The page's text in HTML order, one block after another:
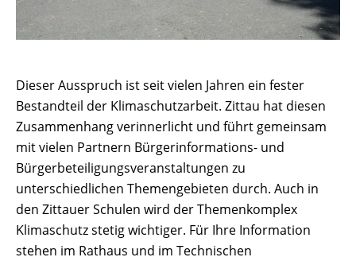
Dieser Ausspruch ist seit vielen Jahren ein fester
Bestandteil der Klimaschutzarbeit. Zittau hat diesen
Zusammenhang verinnerlicht und führt gemeinsam
mit vielen Partnern Bürgerinformations- und
Bürgerbeteiligungsveranstaltungen zu
unterschiedlichen Themengebieten durch. Auch in
den Zittauer Schulen wird der Themenkomplex
Klimaschutz stetig wichtiger. Für Ihre Information
stehen im Rathaus und im Technischen